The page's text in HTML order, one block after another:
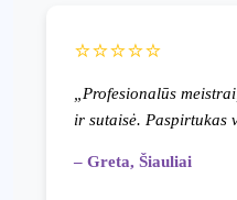
⭐⭐⭐⭐⭐
„Profesionalūs
ir sutaisė. Paspirtukas
– Greta, Šiauliai